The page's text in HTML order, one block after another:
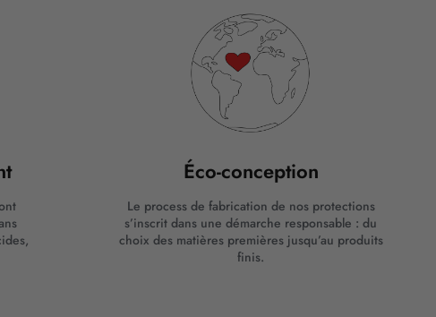
Éco-conception
Le process de fabrication de nos protections
s’inscrit dans une démarche responsable : du
choix des matières premières jusqu’au produits
finis.